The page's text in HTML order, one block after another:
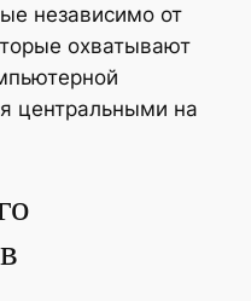
независимо от
охватывают
центральными на